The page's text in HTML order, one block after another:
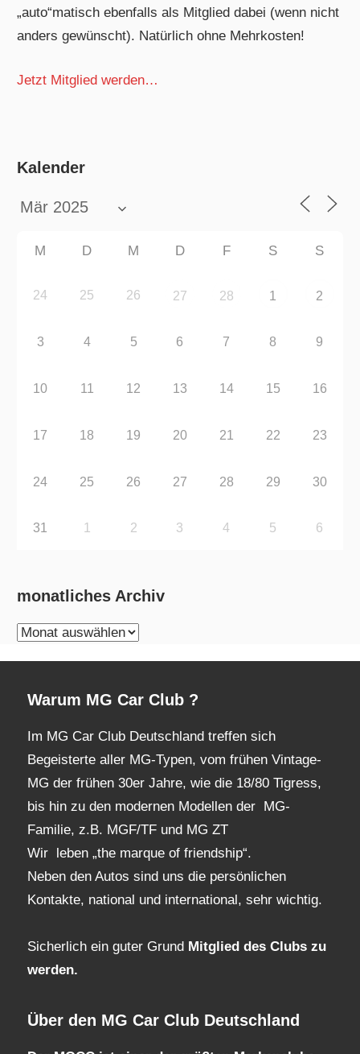
„auto“matisch ebenfalls als Mitglied dabei (wenn nicht
anders gewünscht). Natürlich ohne Mehrkosten!
Jetzt Mitglied werden…
Kalender
M D M D F S S
24 25 26 27 28 1 2
3 4 5 6 7 8 9
10 11 12 13 14 15 16
17 18 19 20 21 22 23
24 25 26 27 28 29 30
31 1 2 3 4 5 6
monatliches Archiv
monatliches
Warum MG Car Club ?
Im MG Car Club Deutschland treffen sich
Begeisterte aller MG-Typen, vom frühen Vintage-
MG der frühen 30er Jahre, wie die 18/80 Tigress,
bis hin zu den modernen Modellen der MG-
Familie, z.B. MGF/TF und MG ZT
Wir leben „the marque of friendship“.
Neben den Autos sind uns die persönlichen
Kontakte, national und international, sehr wichtig.
Sicherlich ein guter Grund Mitglied des Clubs zu
werden.
Über den MG Car Club Deutschland